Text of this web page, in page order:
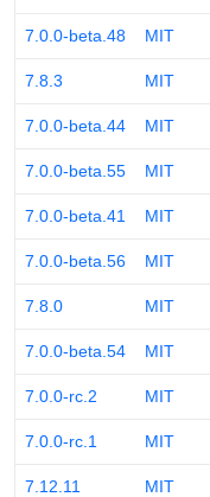
7.0.0-beta.48 MIT
7.8.3 MIT
7.0.0-beta.44 MIT
7.0.0-beta.55 MIT
7.0.0-beta.41 MIT
7.0.0-beta.56 MIT
7.8.0 MIT
7.0.0-beta.54 MIT
7.0.0-rc.2 MIT
7.0.0-rc.1 MIT
7.12.11 MIT